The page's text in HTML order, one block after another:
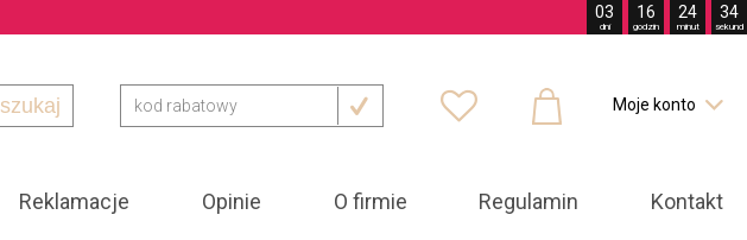
03
dni
16
godzin
24
minut
32
sekund
szukaj    Moje konto 
Reklamacje Opinie O firmie Regulamin Kontakt